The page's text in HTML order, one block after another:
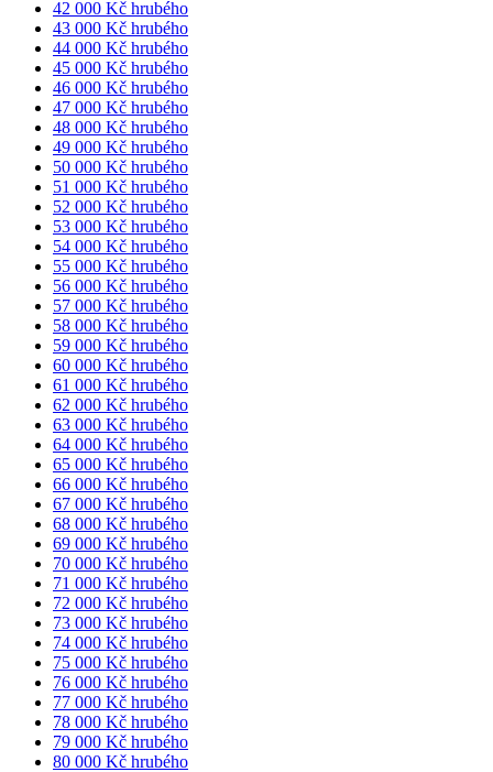
42 000 Kč hrubého
43 000 Kč hrubého
44 000 Kč hrubého
45 000 Kč hrubého
46 000 Kč hrubého
47 000 Kč hrubého
48 000 Kč hrubého
49 000 Kč hrubého
50 000 Kč hrubého
51 000 Kč hrubého
52 000 Kč hrubého
53 000 Kč hrubého
54 000 Kč hrubého
55 000 Kč hrubého
56 000 Kč hrubého
57 000 Kč hrubého
58 000 Kč hrubého
59 000 Kč hrubého
60 000 Kč hrubého
61 000 Kč hrubého
62 000 Kč hrubého
63 000 Kč hrubého
64 000 Kč hrubého
65 000 Kč hrubého
66 000 Kč hrubého
67 000 Kč hrubého
68 000 Kč hrubého
69 000 Kč hrubého
70 000 Kč hrubého
71 000 Kč hrubého
72 000 Kč hrubého
73 000 Kč hrubého
74 000 Kč hrubého
75 000 Kč hrubého
76 000 Kč hrubého
77 000 Kč hrubého
78 000 Kč hrubého
79 000 Kč hrubého
80 000 Kč hrubého